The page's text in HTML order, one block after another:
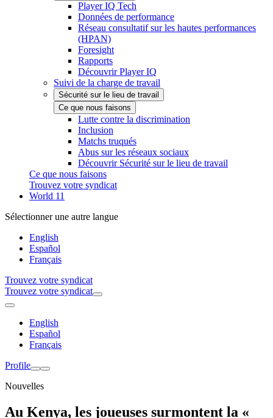
Player IQ Tech
Données de performance
Réseau consultatif sur les hautes performances
(HPAN)
Foresight
Rapports
Découvrir Player IQ
Suivi de la charge de travail
Sécurité sur le lieu de travail
Ce que nous faisons
Lutte contre la discrimination
Inclusion
Matchs truqués
Abus sur les réseaux sociaux
Découvrir Sécurité sur le lieu de travail
Ce que nous faisons
Trouvez votre syndicat
World 11
Sélectionner une autre langue
English
Español
Français
Trouvez votre syndicat
Trouvez votre syndicat
English
Español
Français
Profile
Nouvelles
Au Kenya, les joueuses surmontent la «